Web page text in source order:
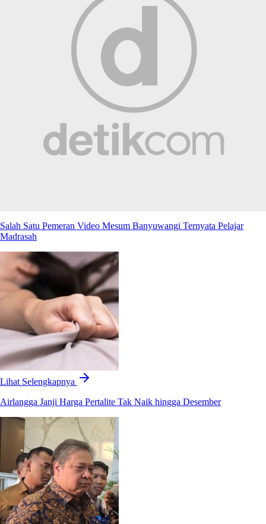
Salah Satu Pemeran Video Mesum Banyuwangi Ternyata Pelajar
Madrasah
Lihat Selengkapnya
Airlangga Janji Harga Pertalite Tak Naik hingga Desember